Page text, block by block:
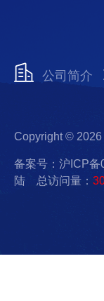
公司简介
Copyright ©
备案号：沪ICP
陆 总访问量：